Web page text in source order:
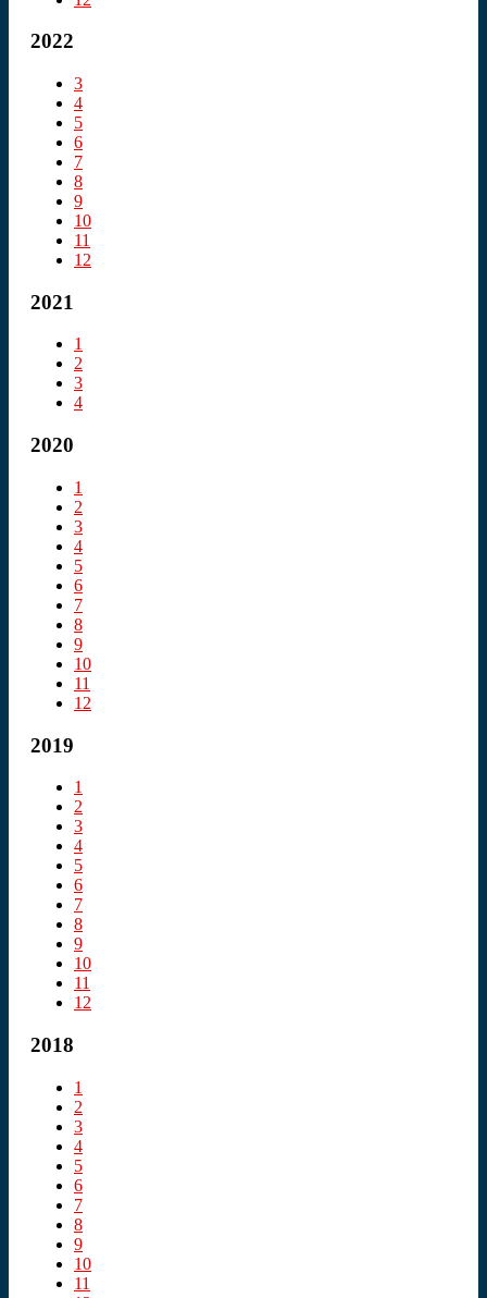
2022
3
4
5
6
7
8
9
10
11
12
2021
1
2
3
4
2020
1
2
3
4
5
6
7
8
9
10
11
12
2019
1
2
3
4
5
6
7
8
9
10
11
12
2018
1
2
3
4
5
6
7
8
9
10
11